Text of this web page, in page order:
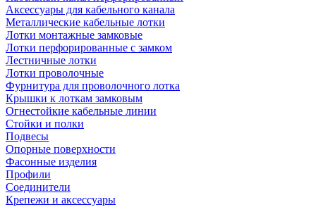
Аксессуары для кабельного канала
Металлические кабельные лотки
Лотки монтажные замковые
Лотки перфорированные с замком
Лестничные лотки
Лотки проволочные
Фурнитура для проволочного лотка
Крышки к лоткам замковым
Огнестойкие кабельные линии
Стойки и полки
Подвесы
Опорные поверхности
Фасонные изделия
Профили
Соединители
Крепежи и аксессуары